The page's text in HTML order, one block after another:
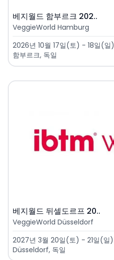
베지월드 함부르크 202..
VeggieWorld Hamburg
2026년 10월 17일(토) - 18일(일)
함부르크, 독일
베지월드 뒤셀도르프 20..
VeggieWorld Düsseldorf
2027년 3월 20일(토) - 21일(일)
Düsseldorf, 독일